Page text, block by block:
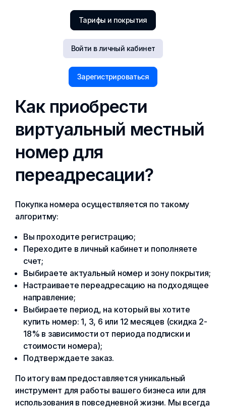
Тарифы и покрытия
Войти в личный кабинет
Зарегистрироваться
Как приобрести
виртуальный местный
номер для
переадресации?
Покупка номера осуществляется по такому
алгоритму:
Вы проходите регистрацию;
Переходите в личный кабинет и пополняете
счет;
Выбираете актуальный номер и зону покрытия;
Настраиваете переадресацию на подходящее
направление;
Выбираете период, на который вы хотите
купить номер: 1, 3, 6 или 12 месяцев (скидка 2-
18% в зависимости от периода подписки и
стоимости номера);
Подтверждаете заказ.
По итогу вам предоставляется уникальный
инструмент для работы вашего бизнеса или для
использования в повседневной жизни. Мы всегда